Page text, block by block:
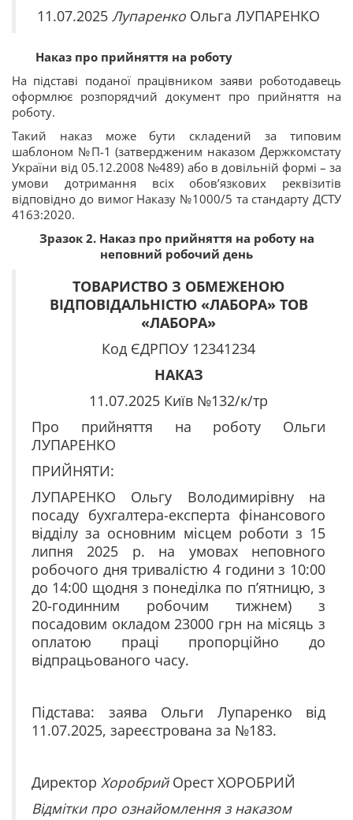
11.07.2025 Лупаренко Ольга ЛУПАРЕНКО
Наказ про прийняття на роботу
На підставі поданої працівником заяви роботодавець
оформлює розпорядчий документ про прийняття на
роботу.
Такий наказ може бути складений за типовим
шаблоном №П-1 (затвердженим наказом Держкомстату
України від 05.12.2008 №489) або в довільній формі – за
умови дотримання всіх обов’язкових реквізитів
відповідно до вимог Наказу №1000/5 та стандарту ДСТУ
4163:2020.
Зразок 2. Наказ про прийняття на роботу на
неповний робочий день
ТОВАРИСТВО З ОБМЕЖЕНОЮ
ВІДПОВІДАЛЬНІСТЮ «ЛАБОРА» ТОВ
«ЛАБОРА»
Код ЄДРПОУ 12341234
НАКАЗ
11.07.2025 Київ №132/к/тр
Про прийняття на роботу Ольги
ЛУПАРЕНКО
ПРИЙНЯТИ:
ЛУПАРЕНКО Ольгу Володимирівну на
посаду бухгалтера-експерта фінансового
відділу за основним місцем роботи з 15
липня 2025 р. на умовах неповного
робочого дня тривалістю 4 години з 10:00
до 14:00 щодня з понеділка по п’ятницю, з
20-годинним робочим тижнем) з
посадовим окладом 23000 грн на місяць з
оплатою праці пропорційно до
відпрацьованого часу.
Підстава: заява Ольги Лупаренко від
11.07.2025, зареєстрована за №183.
Директор Хоробрий Орест ХОРОБРИЙ
Відмітки про ознайомлення з наказом